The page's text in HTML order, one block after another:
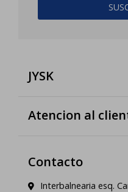
JYSK
Atencion al
Contacto
Interbalnearia esq.